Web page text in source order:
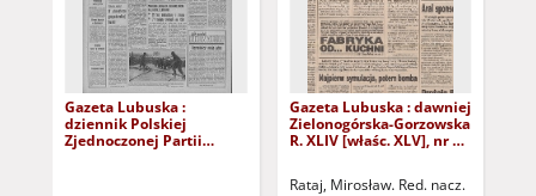
Gazeta Lubuska :
dziennik Polskiej
Zjednoczonej Partii
Gazeta Lubuska : dawniej
Zielonogórska-Gorzowska
R. XLIV [właśc. XLV], nr 52
Rataj, Mirosław. Red. nacz.